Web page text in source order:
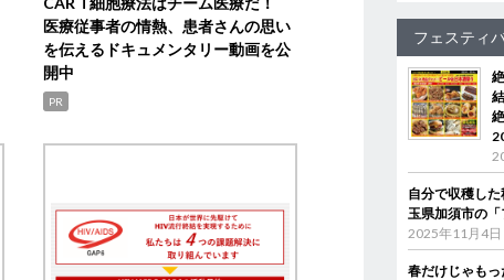
医療従事者の情熱、患者さんの思い
を伝えるドキュメンタリー動画を公
開中
PR
フェスティ
自分で収穫し
玉県加須市の「
2025年11月4日
春だけじゃも